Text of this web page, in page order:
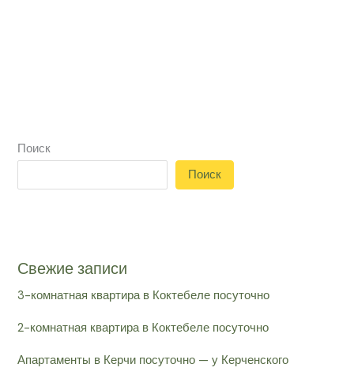
Поиск
Поиск
Свежие записи
3-комнатная квартира в Коктебеле посуточно
2-комнатная квартира в Коктебеле посуточно
Апартаменты в Керчи посуточно — у Керченского